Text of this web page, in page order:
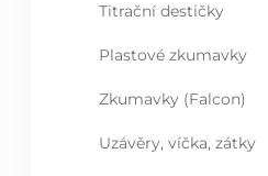
Titrační destičky
Plastové zkumavky
Zkumavky (Falcon)
Uzávěry, víčka, zátky